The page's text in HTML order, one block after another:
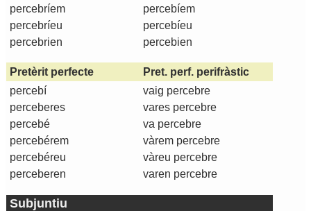
percebríem
percebríeu
percebrien
percebíem
percebíeu
percebien
Pretèrit perfecte
percebí
perceberes
percebé
percebérem
percebéreu
perceberen
Pret. perf. perifràstic
vaig percebre
vares percebre
va percebre
vàrem percebre
vàreu percebre
varen percebre
Subjuntiu